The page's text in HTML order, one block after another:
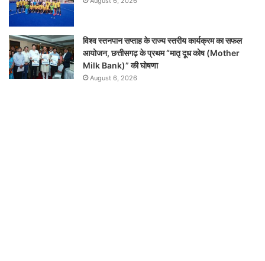
विश्व स्तनपान सप्ताह के राज्य स्तरीय कार्यक्रम का सफल
आयोजन, छत्तीसगढ़ के प्रथम “मातृ दूध कोष (Mother
Milk Bank)” की घोषणा
August 6, 2026